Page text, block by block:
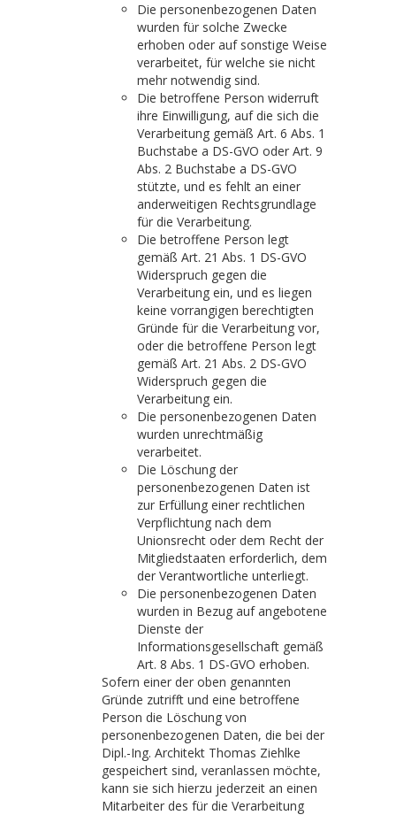
Die personenbezogenen Daten
wurden für solche Zwecke
erhoben oder auf sonstige Weise
verarbeitet, für welche sie nicht
mehr notwendig sind.
Die betroffene Person widerruft
ihre Einwilligung, auf die sich die
Verarbeitung gemäß Art. 6 Abs. 1
Buchstabe a DS-GVO oder Art. 9
Abs. 2 Buchstabe a DS-GVO
stützte, und es fehlt an einer
anderweitigen Rechtsgrundlage
für die Verarbeitung.
Die betroffene Person legt
gemäß Art. 21 Abs. 1 DS-GVO
Widerspruch gegen die
Verarbeitung ein, und es liegen
keine vorrangigen berechtigten
Gründe für die Verarbeitung vor,
oder die betroffene Person legt
gemäß Art. 21 Abs. 2 DS-GVO
Widerspruch gegen die
Verarbeitung ein.
Die personenbezogenen Daten
wurden unrechtmäßig
verarbeitet.
Die Löschung der
personenbezogenen Daten ist
zur Erfüllung einer rechtlichen
Verpflichtung nach dem
Unionsrecht oder dem Recht der
Mitgliedstaaten erforderlich, dem
der Verantwortliche unterliegt.
Die personenbezogenen Daten
wurden in Bezug auf angebotene
Dienste der
Informationsgesellschaft gemäß
Art. 8 Abs. 1 DS-GVO erhoben.
Sofern einer der oben genannten
Gründe zutrifft und eine betroffene
Person die Löschung von
personenbezogenen Daten, die bei der
Dipl.-Ing. Architekt Thomas Ziehlke
gespeichert sind, veranlassen möchte,
kann sie sich hierzu jederzeit an einen
Mitarbeiter des für die Verarbeitung